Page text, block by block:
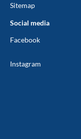
Sitemap
Social media
Facebook
Instagram